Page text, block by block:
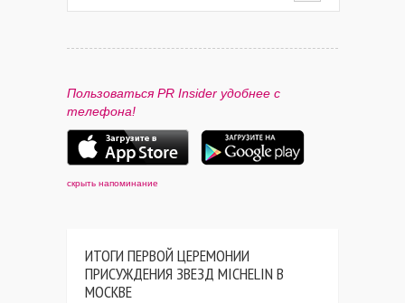
ПАРТНЕРАМ
КОНТАКТЫ
Пользоваться PR Insider удобнее с
телефона!
скрыть напоминание
ИТОГИ ПЕРВОЙ ЦЕРЕМОНИИ
ПРИСУЖДЕНИЯ ЗВЕЗД MICHELIN В
МОСКВЕ